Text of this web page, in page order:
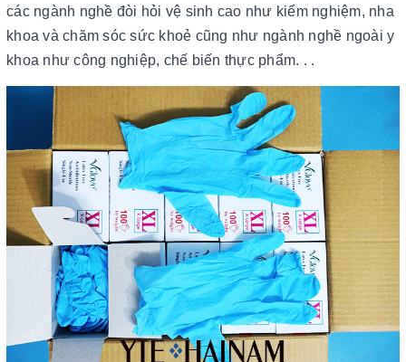
các ngành nghề đòi hỏi vệ sinh cao như kiểm nghiệm, nha
khoa và chăm sóc sức khoẻ cũng như ngành nghề ngoài y
khoa như công nghiệp, chế biến thực phẩm. . .